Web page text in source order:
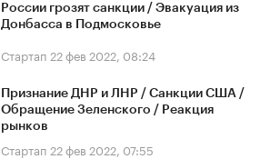
России грозят санкции / Эвакуация из
Донбасса в Подмосковье
Стартап 22 фев 2022, 08:24
Признание ДНР и ЛНР / Санкции США /
Обращение Зеленского / Реакция
рынков
Стартап 22 фев 2022, 07:55